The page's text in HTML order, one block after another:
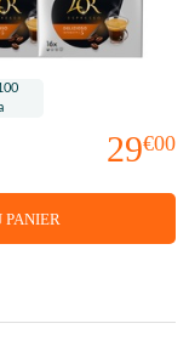
29€00
PANIER